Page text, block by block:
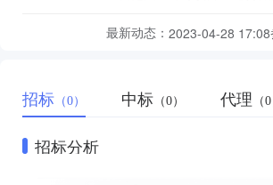
最新动态： 2023-04-28 17:08
招标 （0） 中标 （0） 代理 （0
招标分析